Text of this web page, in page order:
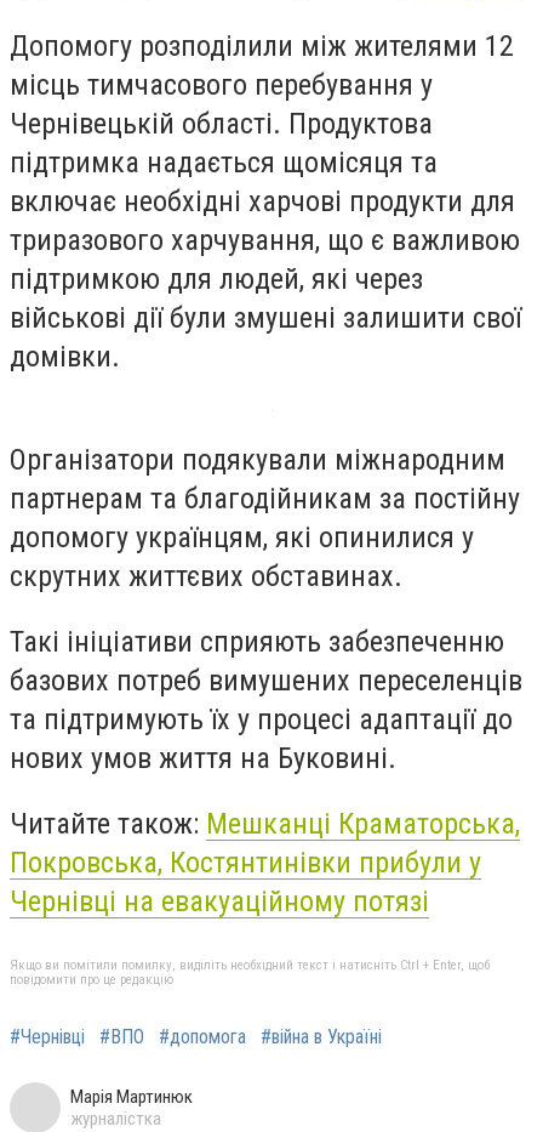
Допомогу розподілили між жителями 12
місць тимчасового перебування у
Чернівецькій області. Продуктова
підтримка надається щомісяця та
включає необхідні харчові продукти для
триразового харчування, що є важливою
підтримкою для людей, які через
військові дії були змушені залишити свої
домівки.
Організатори подякували міжнародним
партнерам та благодійникам за постійну
допомогу українцям, які опинилися у
скрутних життєвих обставинах.
Такі ініціативи сприяють забезпеченню
базових потреб вимушених переселенців
та підтримують їх у процесі адаптації до
нових умов життя на Буковині.
Читайте також: Мешканці Краматорська,
Покровська, Костянтинівки прибули у
Чернівці на евакуаційному потязі
Якщо ви помітили помилку, виділіть необхідний текст і натисніть Ctrl + Enter, щоб
повідомити про це редакцію
#Чернівці #ВПО #допомога #війна в Україні
Марія Мартинюк
журналістка